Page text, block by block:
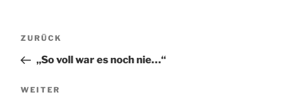
Beitragsnavigation
Vorheriger
Beitrag
ZURÜCK
„So voll war es noch nie…“
Nächster
WEITER